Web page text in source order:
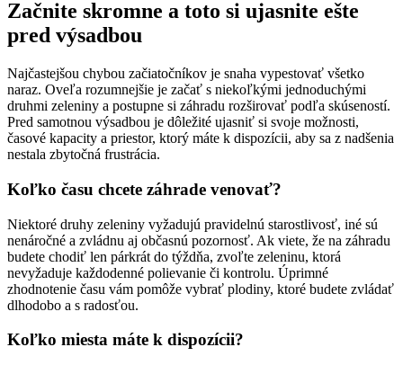
Začnite skromne a toto si ujasnite ešte
pred výsadbou
Najčastejšou chybou začiatočníkov je snaha vypestovať všetko
naraz. Oveľa rozumnejšie je začať s niekoľkými jednoduchými
druhmi zeleniny a postupne si záhradu rozširovať podľa skúseností.
Pred samotnou výsadbou je dôležité ujasniť si svoje možnosti,
časové kapacity a priestor, ktorý máte k dispozícii, aby sa z nadšenia
nestala zbytočná frustrácia.
Koľko času chcete záhrade venovať?
Niektoré druhy zeleniny vyžadujú pravidelnú starostlivosť, iné sú
nenáročné a zvládnu aj občasnú pozornosť. Ak viete, že na záhradu
budete chodiť len párkrát do týždňa, zvoľte zeleninu, ktorá
nevyžaduje každodenné polievanie či kontrolu. Úprimné
zhodnotenie času vám pomôže vybrať plodiny, ktoré budete zvládať
dlhodobo a s radosťou.
Koľko miesta máte k dispozícii?